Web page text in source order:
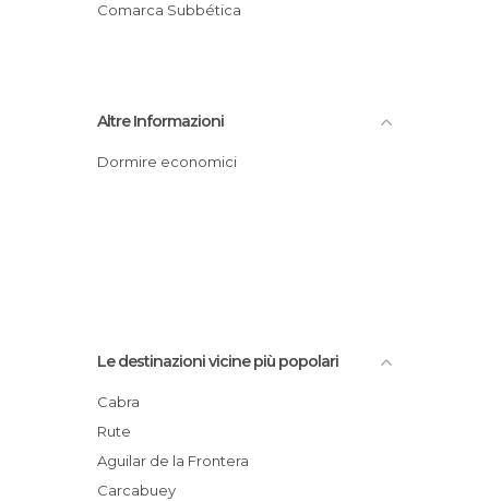
Comarca Subbética
Altre Informazioni
Dormire economici
Le destinazioni vicine più popolari
Cabra
Rute
Aguilar de la Frontera
Carcabuey